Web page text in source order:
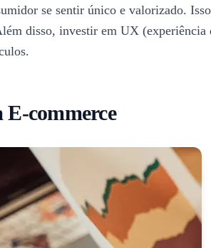
se sentir único e valorizado.
disso, investir em UX
commerce